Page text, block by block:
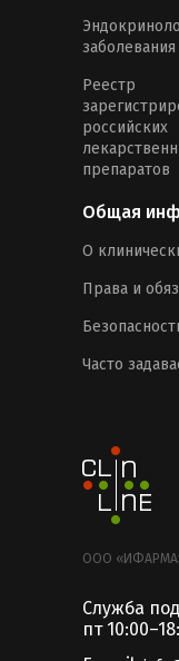
заболевания
Реестр
российских
препаратов
Общая
О
Права и
Часто
ООО
Служба
пт